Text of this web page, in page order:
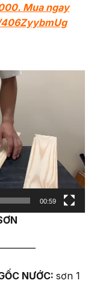
Mua ngay
00:59
NƯỚC: sơn 1